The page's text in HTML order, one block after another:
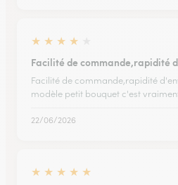
★ ★ ★ ★
Facilité de commande,rapidité
Facilité de commande,rapidité
modèle petit bouquet c'est
22/06/2026
★ ★ ★ ★ ★